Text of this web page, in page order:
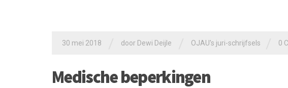
30 mei 2018 door Dewi Deijle OJAU's juri-schrijfsels 0
Medische beperkingen